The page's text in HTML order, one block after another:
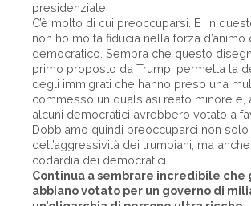
presidenziale.
C’è molto di cui preoccuparsi. E in
non ho molta fiducia nella forza d’animo
democratico. Sembra che questo
primo proposto da Trump, permetta la
degli immigrati che hanno preso una
commesso un qualsiasi reato minore e,
alcuni democratici avrebbero votato a
Dobbiamo quindi preoccuparci non solo
dell’aggressività dei trumpiani, ma
codardia dei democratici.
Continua a sembrare incredibile che
abbiano votato per un governo di